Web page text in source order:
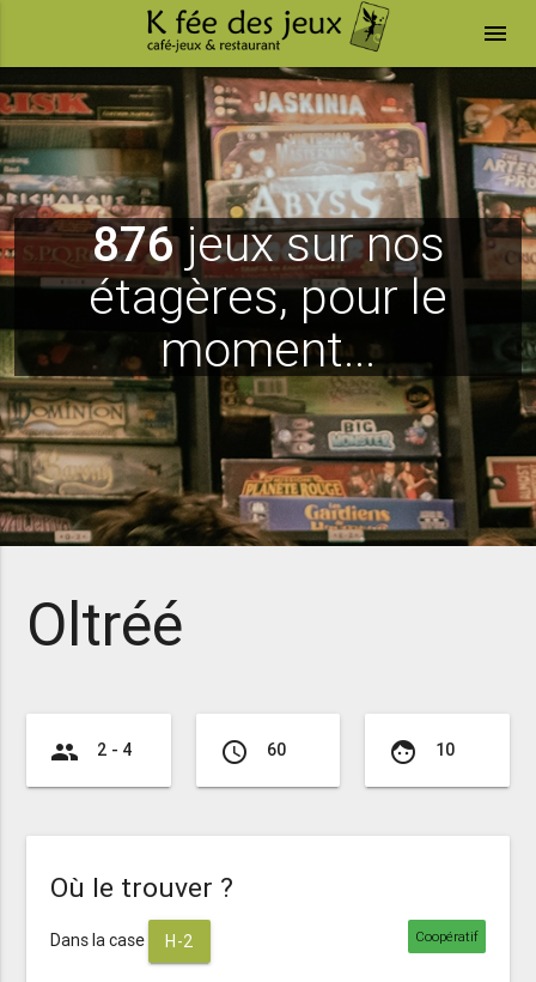
menu
876jeux sur nos
étagères, pour le
moment...
Oltréé
group 2 - 4 access_time 60 face 10
Où le trouver ?
Dans la case H-2 Coopératif